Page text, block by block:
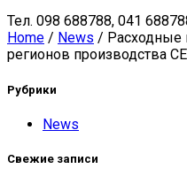
Тел. 098 688788, 041
Home / News / Расходные
регионов производства
Рубрики
News
Свежие записи